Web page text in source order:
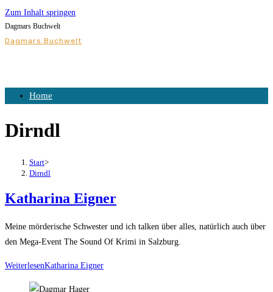
Zum Inhalt springen
Dagmars Buchwelt
Dagmars Buchwelt
Home
Dirndl
Start>
Dirndl
Katharina Eigner
Meine mörderische Schwester und ich talken über alles, natürlich auch über
den Mega-Event The Sound Of Krimi in Salzburg.
WeiterlesenKatharina Eigner